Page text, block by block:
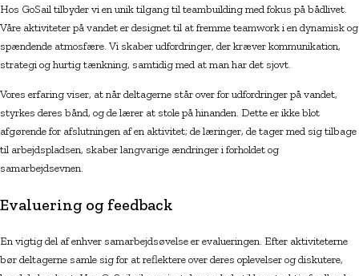
Hos GoSail tilbyder vi en unik tilgang til teambuilding med fokus på bådlivet.
Våre aktiviteter på vandet er designet til at fremme teamwork i en dynamisk og
spændende atmosfære. Vi skaber udfordringer, der kræver kommunikation,
strategi og hurtig tænkning, samtidig med at man har det sjovt.
Vores erfaring viser, at når deltagerne står over for udfordringer på vandet,
styrkes deres bånd, og de lærer at stole på hinanden. Dette er ikke blot
afgørende for afslutningen af en aktivitet; de læringer, de tager med sig tilbage
til arbejdspladsen, skaber langvarige ændringer i forholdet og
samarbejdsevnen.
Evaluering og feedback
En vigtig del af enhver samarbejdsøvelse er evalueringen. Efter aktiviteterne
bør deltagerne samle sig for at reflektere over deres oplevelser og diskutere,